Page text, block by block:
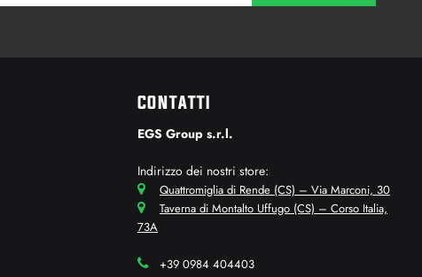
CONTATTI
EGS Group s.r.l.
Indirizzo dei nostri store:
Quattromiglia di Rende (CS) – Via Marconi, 30
Taverna di Montalto Uffugo (CS) – Corso Italia,
73A
+39 0984 404403